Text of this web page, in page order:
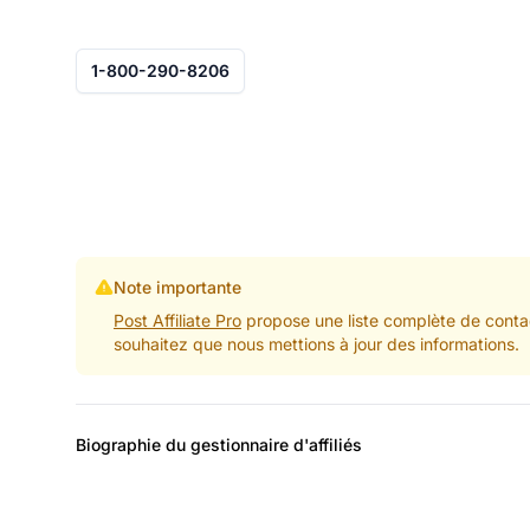
1-800-290-8206
Note importante
Post Affiliate Propropose une liste complète de
souhaitez que nous mettions à jour des informations.
Biographie du gestionnaire d'affiliés